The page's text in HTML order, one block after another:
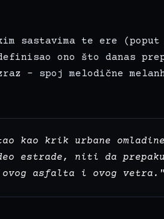
sastavima te ere
ono što danas
– spoj melodične
kao krik urbane
estrade, niti da
ovog asfalta i ovog vetra."